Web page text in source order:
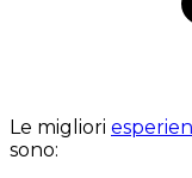
Le migliori
sono: